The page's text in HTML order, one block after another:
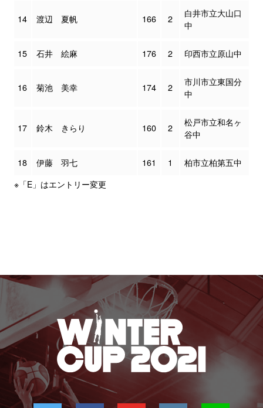
14 渡辺 夏帆 166 2
白井市立大山口
中
15 石井 絵麻 176 2 印西市立原山中
16 菊池 美幸 174 2
市川市立東国分
中
17 鈴木 きらり 160 2
松戸市立和名ヶ
谷中
18 伊藤 羽七 161 1
柏市立柏第五中
※「E」はエントリー変更